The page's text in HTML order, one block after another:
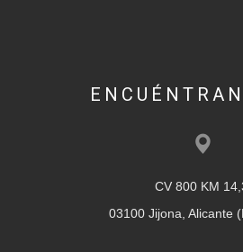
CV 800 KM
03100 Jijona, Alicante